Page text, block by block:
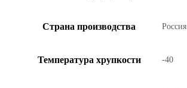
Страна производства Россия
Температура хрупкости -40